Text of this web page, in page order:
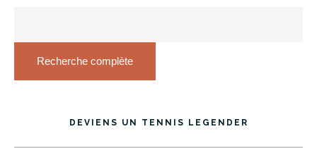
Recherche complète
DEVIENS UN TENNIS LEGENDER